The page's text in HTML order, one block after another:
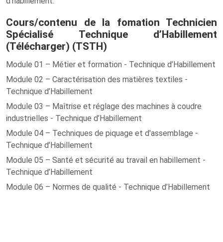
Cours/contenu de la fomation Technicien
Spécialisé Technique d’Habillement
(Télécharger) (TSTH)
Module 01 – Métier et formation - Technique d’Habillement
Module 02 – Caractérisation des matières textiles -
Technique d’Habillement
Module 03 – Maîtrise et réglage des machines à coudre
industrielles - Technique d’Habillement
Module 04 – Techniques de piquage et d'assemblage -
Technique d’Habillement
Module 05 – Santé et sécurité au travail en habillement -
Technique d’Habillement
Module 06 – Normes de qualité - Technique d’Habillement